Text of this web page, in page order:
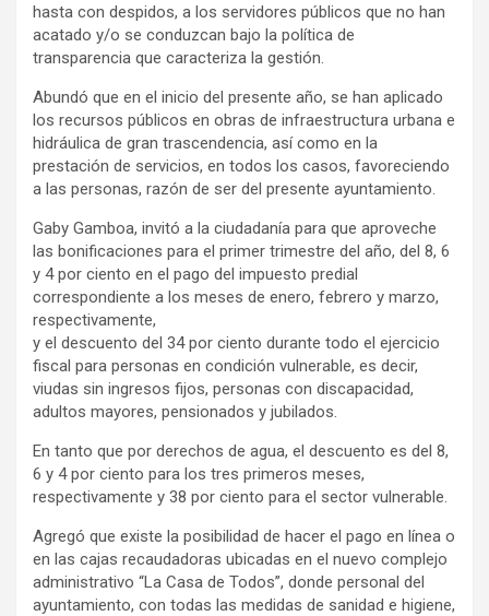
hasta con despidos, a los servidores públicos que no han
acatado y/o se conduzcan bajo la política de
transparencia que caracteriza la gestión.
Abundó que en el inicio del presente año, se han aplicado
los recursos públicos en obras de infraestructura urbana e
hidráulica de gran trascendencia, así como en la
prestación de servicios, en todos los casos, favoreciendo
a las personas, razón de ser del presente ayuntamiento.
Gaby Gamboa, invitó a la ciudadanía para que aproveche
las bonificaciones para el primer trimestre del año, del 8, 6
y 4 por ciento en el pago del impuesto predial
correspondiente a los meses de enero, febrero y marzo,
respectivamente,
y el descuento del 34 por ciento durante todo el ejercicio
fiscal para personas en condición vulnerable, es decir,
viudas sin ingresos fijos, personas con discapacidad,
adultos mayores, pensionados y jubilados.
En tanto que por derechos de agua, el descuento es del 8,
6 y 4 por ciento para los tres primeros meses,
respectivamente y 38 por ciento para el sector vulnerable.
Agregó que existe la posibilidad de hacer el pago en línea o
en las cajas recaudadoras ubicadas en el nuevo complejo
administrativo “La Casa de Todos”, donde personal del
ayuntamiento, con todas las medidas de sanidad e higiene,